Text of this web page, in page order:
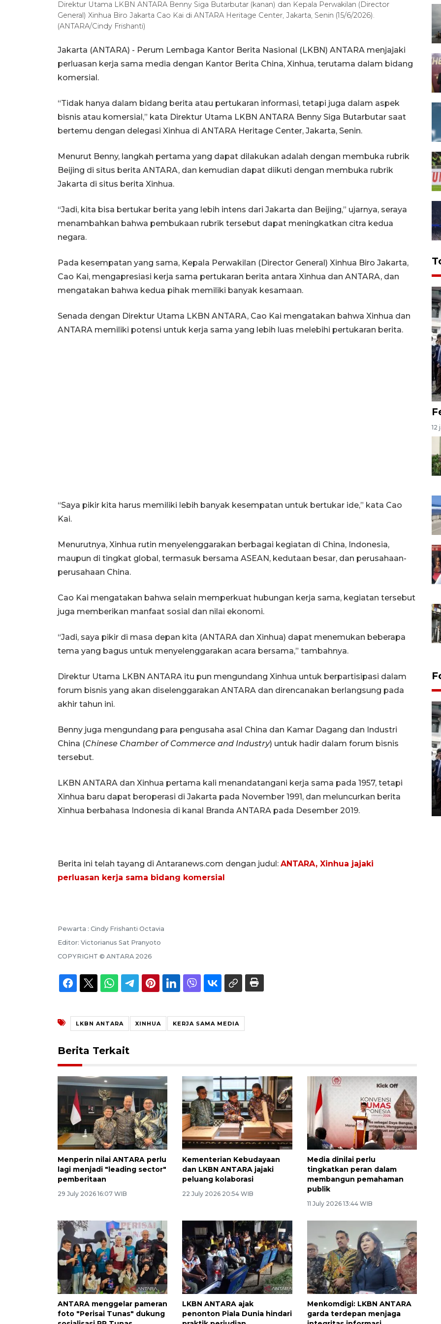
Direktur Utama LKBN ANTARA Benny Siga Butarbutar (kanan) dan Kepala Perwakilan (Director
General) Xinhua Biro Jakarta Cao Kai di ANTARA Heritage Center, Jakarta, Senin (15/6/2026).
(ANTARA/Cindy Frishanti)
Jakarta (ANTARA) - Perum Lembaga Kantor Berita Nasional (LKBN) ANTARA menjajaki
perluasan kerja sama media dengan Kantor Berita China, Xinhua, terutama dalam bidang
komersial.
“Tidak hanya dalam bidang berita atau pertukaran informasi, tetapi juga dalam aspek
bisnis atau komersial,” kata Direktur Utama LKBN ANTARA Benny Siga Butarbutar saat
bertemu dengan delegasi Xinhua di ANTARA Heritage Center, Jakarta, Senin.
Menurut Benny, langkah pertama yang dapat dilakukan adalah dengan membuka rubrik
Beijing di situs berita ANTARA, dan kemudian dapat diikuti dengan membuka rubrik
Jakarta di situs berita Xinhua.
“Jadi, kita bisa bertukar berita yang lebih intens dari Jakarta dan Beijing,” ujarnya, seraya
menambahkan bahwa pembukaan rubrik tersebut dapat meningkatkan citra kedua
negara.
Pada kesempatan yang sama, Kepala Perwakilan (Director General) Xinhua Biro Jakarta,
Cao Kai, mengapresiasi kerja sama pertukaran berita antara Xinhua dan ANTARA, dan
mengatakan bahwa kedua pihak memiliki banyak kesamaan.
Senada dengan Direktur Utama LKBN ANTARA, Cao Kai mengatakan bahwa Xinhua dan
ANTARA memiliki potensi untuk kerja sama yang lebih luas melebihi pertukaran berita.
“Saya pikir kita harus memiliki lebih banyak kesempatan untuk bertukar ide,” kata Cao
Kai.
Menurutnya, Xinhua rutin menyelenggarakan berbagai kegiatan di China, Indonesia,
maupun di tingkat global, termasuk bersama ASEAN, kedutaan besar, dan perusahaan-
perusahaan China.
Cao Kai mengatakan bahwa selain memperkuat hubungan kerja sama, kegiatan tersebut
juga memberikan manfaat sosial dan nilai ekonomi.
“Jadi, saya pikir di masa depan kita (ANTARA dan Xinhua) dapat menemukan beberapa
tema yang bagus untuk menyelenggarakan acara bersama,” tambahnya.
Direktur Utama LKBN ANTARA itu pun mengundang Xinhua untuk berpartisipasi dalam
forum bisnis yang akan diselenggarakan ANTARA dan direncanakan berlangsung pada
akhir tahun ini.
Benny juga mengundang para pengusaha asal China dan Kamar Dagang dan Industri
China (Chinese Chamber of Commerce and Industry) untuk hadir dalam forum bisnis
tersebut.
LKBN ANTARA dan Xinhua pertama kali menandatangani kerja sama pada 1957, tetapi
Xinhua baru dapat beroperasi di Jakarta pada November 1991, dan meluncurkan berita
Xinhua berbahasa Indonesia di kanal Branda ANTARA pada Desember 2019.
Berita ini telah tayang di Antaranews.com dengan judul: ANTARA, Xinhua jajaki
perluasan kerja sama bidang komersial
Pewarta : Cindy Frishanti Octavia
Editor: Victorianus Sat Pranyoto
COPYRIGHT © ANTARA 2026
LKBN ANTARA XINHUA KERJA SAMA MEDIA
Berita Terkait
Menperin nilai ANTARA perlu
lagi menjadi "leading sector"
pemberitaan
29 July 2026 16:07 WIB
Kementerian Kebudayaan
dan LKBN ANTARA jajaki
peluang kolaborasi
22 July 2026 20:54 WIB
Media dinilai perlu
tingkatkan peran dalam
membangun pemahaman
publik
11 July 2026 13:44 WIB
ANTARA menggelar pameran
foto "Perisai Tunas" dukung
LKBN ANTARA ajak
penonton Piala Dunia hindari
Menkomdigi: LKBN ANTARA
garda terdepan menjaga
12
perkuat sinergi dengan
ANTARA Biro DIY
03 August 2026 17:24 WIB